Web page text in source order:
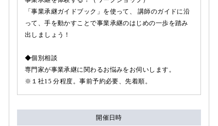
「事業承継ガイドブック」を使って、 講師のガイドに沿
って、手を動かすことで事業承継のはじめの一歩を踏み
出しましょう！
◆個別相談
専門家が事業承継に関わるお悩みをお伺いします。
※１社15 分程度。事前予約必要、先着順。
開催日時